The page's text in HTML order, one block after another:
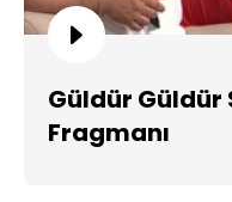
Güldür Güldür
Fragmanı